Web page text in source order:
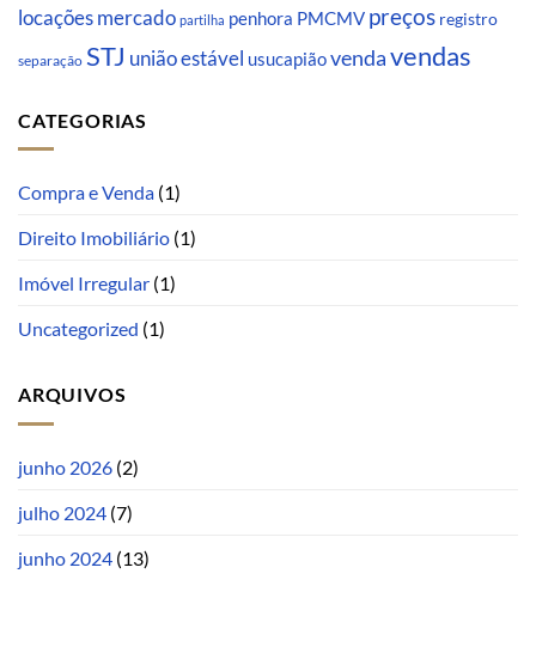
locações mercado partilha penhora PMCMV preços registro
separação STJ união estável usucapiãovendavendas
CATEGORIAS
Compra e Venda (1)
Direito Imobiliário (1)
Imóvel Irregular (1)
Uncategorized (1)
ARQUIVOS
junho 2026 (2)
julho 2024 (7)
junho 2024 (13)